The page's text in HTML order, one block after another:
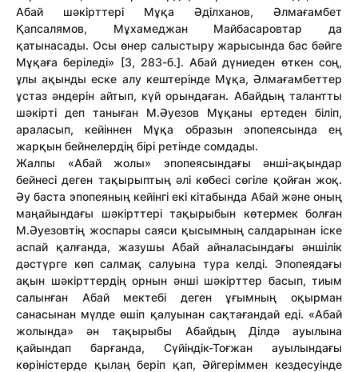
Абай шәкірттері Мұқа Әділханов, Әлмағамбет
Қапсалямов, Мұхамеджан Майбасаровтар да
қатынасады. Осы өнер салыстыру жарысында бас бәйге
Мұқаға беріледі» [3, 283-б.]. Абай дүниеден өткен соң,
ұлы ақынды еске алу кештерінде Мұқа, Әлмағамбеттер
ұстаз әндерін айтып, күй орындаған. Абайдың талантты
шәкірті деп таныған М.Әуезов Мұқаны ертеден біліп,
араласып, кейіннен Мұқа образын эпопеясында ең
жарқын бейнелердің бірі ретінде сомдады.
Жалпы «Абай жолы» эпопеясындағы әнші-ақындар
бейнесі деген тақырыптың әлі көбесі сөгіле қойған жоқ.
Әу баста эпопеяның кейінгі екі кітабында Абай және оның
маңайындағы шәкірттері тақырыбын көтермек болған
М.Әуезовтің жоспары саяси қысымның салдарынан іске
аспай қалғанда, жазушы Абай айналасындағы әншілік
дәстүрге көп салмақ салуына тура келді. Эпопеядағы
ақын шәкірттердің орнын әнші шәкірттер басып, тиым
салынған Абай мектебі деген ұғымның оқырман
санасынан мүлде өшіп қалуынан сақтағандай еді. «Абай
жолында» ән тақырыбы Абайдың Ділдә ауылына
қайындап барғанда, Сүйіндік-Тоғжан ауылындағы
көріністерде қылаң беріп қап, Әйгеріммен кездесуінде